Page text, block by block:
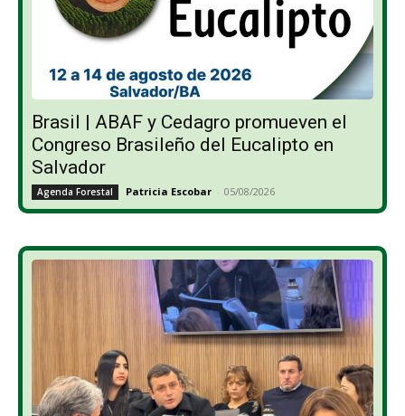
Brasil | ABAF y Cedagro promueven el
Congreso Brasileño del Eucalipto en
Salvador
Agenda Forestal Patricia Escobar - 05/08/2026